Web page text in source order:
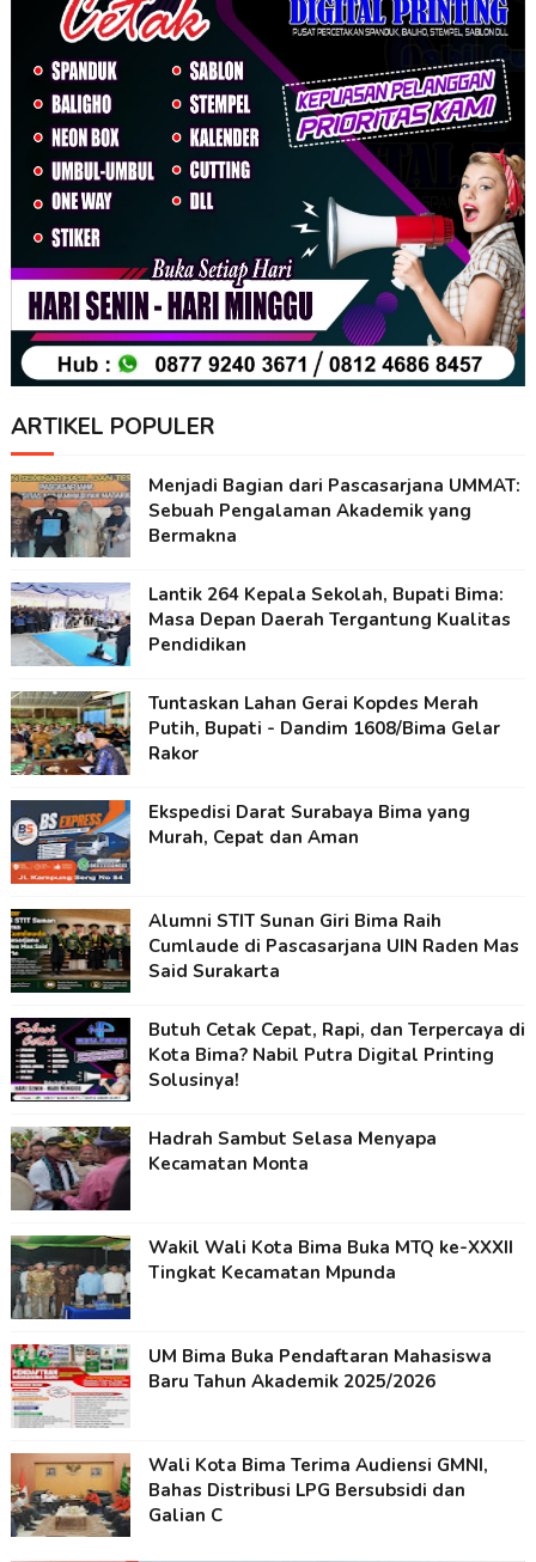
ARTIKEL POPULER
Menjadi Bagian dari Pascasarjana UMMAT:
Sebuah Pengalaman Akademik yang
Bermakna
Lantik 264 Kepala Sekolah, Bupati Bima:
Masa Depan Daerah Tergantung Kualitas
Pendidikan
Tuntaskan Lahan Gerai Kopdes Merah
Putih, Bupati - Dandim 1608/Bima Gelar
Rakor
Ekspedisi Darat Surabaya Bima yang
Murah, Cepat dan Aman
Alumni STIT Sunan Giri Bima Raih
Cumlaude di Pascasarjana UIN Raden Mas
Said Surakarta
Butuh Cetak Cepat, Rapi, dan Terpercaya di
Kota Bima? Nabil Putra Digital Printing
Solusinya!
Hadrah Sambut Selasa Menyapa
Kecamatan Monta
Wakil Wali Kota Bima Buka MTQ ke-XXXII
Tingkat Kecamatan Mpunda
UM Bima Buka Pendaftaran Mahasiswa
Baru Tahun Akademik 2025/2026
Wali Kota Bima Terima Audiensi GMNI,
Bahas Distribusi LPG Bersubsidi dan
Galian C